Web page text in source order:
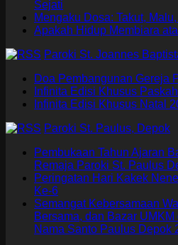
Sejati
Mengaku Dosa: Takut,
Apakah Hidup Membiara
Paroki St. Joannes
Doa Pembangunan Gereja
Infinita Edisi Khusus
Infinita Edisi Khusus Natal
Paroki St. Paulus, Depok
Pembukaan Tahun Ajaran
Remaja Paroki St. Paulus
Peringatan Hari Kakek
Ke-6
Semangat Kebersamaan
Bersama, dan Bazar
Nama Santo Paulus Depok